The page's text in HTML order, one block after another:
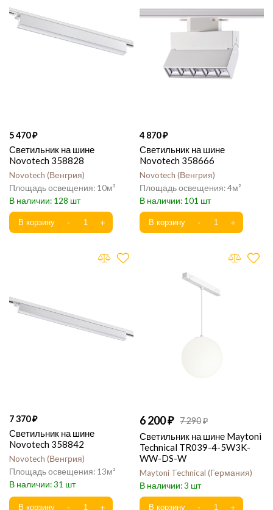
5 470
Светильник на шине
Novotech 358828
Novotech Венгрия
10
128
4 870
Светильник на шине
Novotech 358666
Novotech Венгрия
4
101
7 370
Светильник на шине
Novotech 358842
Novotech Венгрия
13
31
6 200 7 290
Светильник на шине Maytoni
Technical TR039-4-5W3K-
WW-DS-W
Maytoni Technical Германия
3